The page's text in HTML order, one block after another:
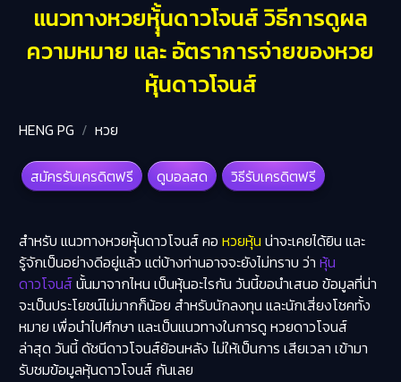
แนวทางหวยหุุ้้นดาวโจนส์ วิธีการดูผล
ความหมาย และ อัตราการจ่ายของหวย
หุ้นดาวโจนส์
HENG PG หวย
สมัครรับเครดิตฟรี ดูบอลสด วิธีรับเครดิตฟรี
สำหรับ แนวทางหวยหุุ้้นดาวโจนส์คอ หวยหุ้น น่าจะเคยได้ยิน และ
รู้จักเป็นอย่างดีอยู่แล้ว แต่บ้างท่านอาจจะยังไม่ทราบ ว่า หุ้น
ดาวโจนส์นั้นมาจากไหน เป็นหุ้นอะไรกัน วันนี้ขอนำเสนอ ข้อมูลที่น่า
จะเป็นประโยชน์ไม่มากก็น้อย สำหรับนักลงทุน และนักเสี่ยงโชคทั้ง
หมาย เพื่อนำไปศึกษา และเป็นแนวทางในการดู หวยดาวโจนส์
ล่าสุด วันนี้ ดัชนีดาวโจนส์ย้อนหลัง ไม่ให้เป็นการ เสียเวลา เข้ามา
รับชมข้อมูลหุ้นดาวโจนส์ กันเลย